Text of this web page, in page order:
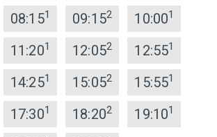
08:151 09:152 10:001
11:201 12:052 12:551
14:251 15:052 15:551
17:301 18:202 19:101